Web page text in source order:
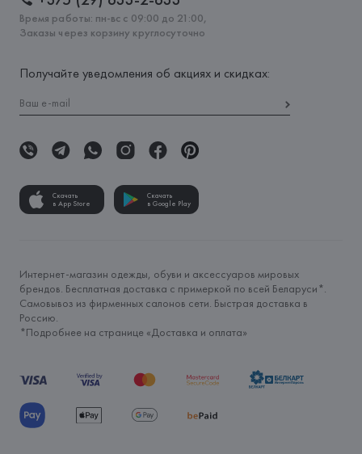
Время работы: пн-вс с 09:00 до 21:00,
Заказы через корзину круглосуточно
Получайте уведомления об акциях и скидках:
Скачать
в App Store
Скачать
в Google Play
Интернет-магазин одежды, обуви и аксессуаров мировых
брендов. Бесплатная доставка с примеркой по всей Беларуси*.
Самовывоз из фирменных салонов сети. Быстрая доставка в
Россию.
*Подробнее на странице «Доставка и оплата»